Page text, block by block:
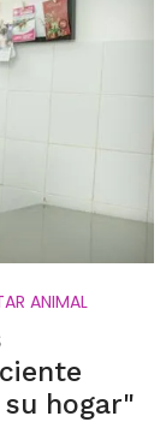
ANIMAL
hogar"